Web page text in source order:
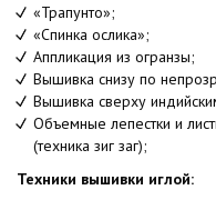
«Трапунто»;
«Спинка ослика»;
Аппликация из огранзы;
Вышивка снизу по
Вышивка сверху
Объемные лепестки и
(техника зиг заг);
Техники вышивки иглой: